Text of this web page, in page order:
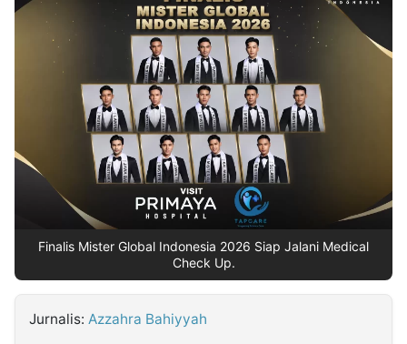
Partner
Dinamikapost.com
Seedbacklink
Follow
Kabarbaru
Finalis Mister Global Indonesia 2026 Siap Jalani Medical
Check Up.
Jurnalis: Azzahra Bahiyyah